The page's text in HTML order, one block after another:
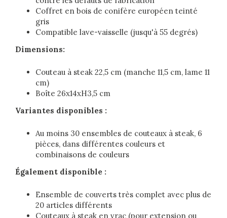
Coffret en bois de conifère européen teinté
gris
Compatible lave-vaisselle (jusqu'à 55 degrés)
Dimensions:
Couteau à steak 22,5 cm (manche 11,5 cm, lame 11
cm)
Boîte 26x14xH3,5 cm
Variantes disponibles :
Au moins 30 ensembles de couteaux à steak, 6
pièces, dans différentes couleurs et
combinaisons de couleurs
Également disponible :
Ensemble de couverts très complet avec plus de
20 articles différents
Couteaux à steak en vrac (pour extension ou